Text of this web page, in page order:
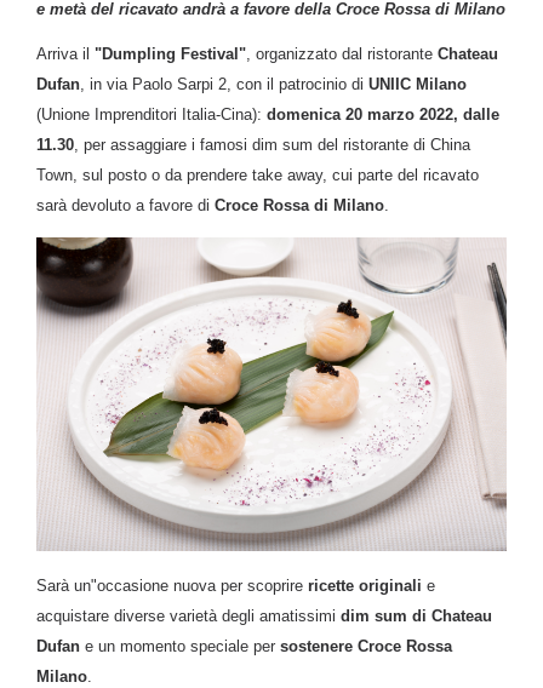
e metà del ricavato andrà a favore della Croce Rossa di Milano
Arriva il "Dumpling Festival", organizzato dal ristorante Chateau
Dufan, in via Paolo Sarpi 2, con il patrocinio di UNIIC Milano
(Unione Imprenditori Italia-Cina): domenica 20 marzo 2022, dalle
11.30, per assaggiare i famosi dim sum del ristorante di China
Town, sul posto o da prendere take away, cui parte del ricavato
sarà devoluto a favore di Croce Rossa di Milano.
Sarà un"occasione nuova per scoprire ricette originali e
acquistare diverse varietà degli amatissimi dim sum di Chateau
Dufan e un momento speciale per sostenere Croce Rossa
Milano.